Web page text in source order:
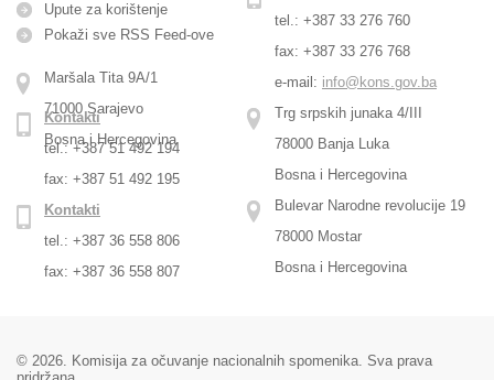
Upute za korištenje
Pokaži sve RSS Feed-оve
Maršala Tita 9A/1
71000 Sarajevo
Bosna i Hercegovina
tel.: +387 33 276 760
fax: +387 33 276 768
e-mail: info@kons.gov.ba
Trg srpskih junaka 4/III
78000 Banja Luka
Bosna i Hercegovina
Kontakti
tel.: +387 51 492 194
fax: +387 51 492 195
Bulevar Narodne revolucije 19
78000 Mostar
Bosna i Hercegovina
Kontakti
tel.: +387 36 558 806
fax: +387 36 558 807
© 2026. Komisija za očuvanje nacionalnih spomenika. Sva prava